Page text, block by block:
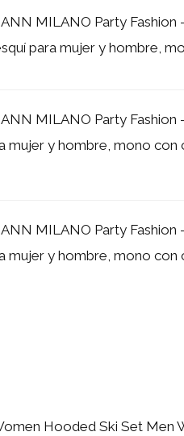
MILANO Party Fashion
para mujer y hombre,
MILANO Party Fashion
mujer y hombre, mono con
MILANO Party Fashion
mujer y hombre, mono con
Hooded Ski Set Men